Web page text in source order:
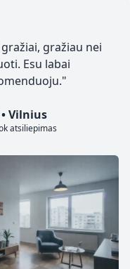
gražiau nei
Esu labai
"
•Vilnius
atsiliepimas